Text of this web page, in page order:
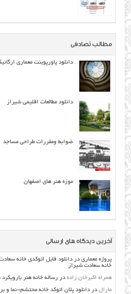
مطالب تصادفی
دانلود پاورپوینت معماری
دانلود مطالعات اقلیمی شیراز
ضوابط ومقررات طراحی مساجد
موزه هنر هاي اصفهان
آخرین دیدگاه های ارسالی
پروژه معماری دردانلود فایل اتوکدی خانه
خانه سعادت شیراز
همراه اکبرخان زاده در رساله خانه هنر بارویکرد
مارال دردانلود پلان اتوکد خانه محتشم-نما و